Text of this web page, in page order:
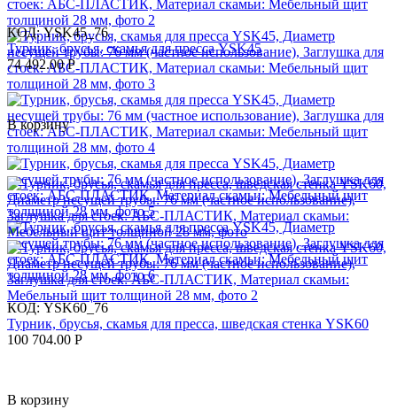
КОД: YSK45_76
Турник, брусья, скамья для пресса YSK45
74 492.00 Р
В корзину
КОД: YSK60_76
Турник, брусья, скамья для пресса, шведская стенка YSK60
100 704.00 Р
В корзину